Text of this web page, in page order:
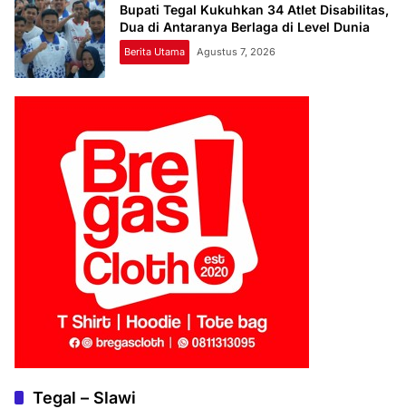
Bupati Tegal Kukuhkan 34 Atlet Disabilitas,
Dua di Antaranya Berlaga di Level Dunia
Berita Utama Agustus 7, 2026
Tegal – Slawi